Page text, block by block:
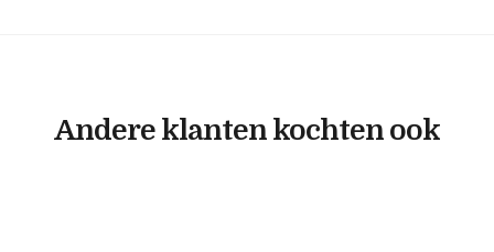
Andere klanten kochten ook